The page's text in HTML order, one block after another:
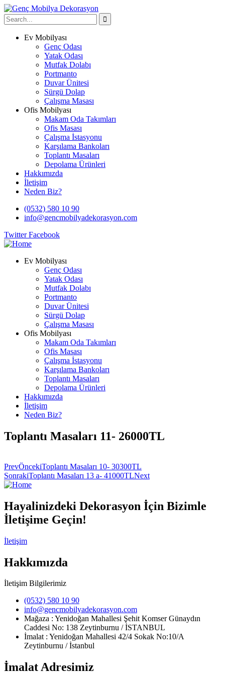
Ev Mobilyası
Genç Odası
Yatak Odası
Mutfak Dolabı
Portmanto
Duvar Ünitesi
Sürgü Dolap
Çalışma Masası
Ofis Mobilyası
Makam Oda Takımları
Ofis Masası
Çalışma İstasyonu
Karşılama Bankoları
Toplantı Masaları
Depolama Ürünleri
Hakkımızda
İletişim
Neden Biz?
(0532) 580 10 90
info@gencmobilyadekorasyon.com
Twitter Facebook
Ev Mobilyası
Genç Odası
Yatak Odası
Mutfak Dolabı
Portmanto
Duvar Ünitesi
Sürgü Dolap
Çalışma Masası
Ofis Mobilyası
Makam Oda Takımları
Ofis Masası
Çalışma İstasyonu
Karşılama Bankoları
Toplantı Masaları
Depolama Ürünleri
Hakkımızda
İletişim
Neden Biz?
Toplantı Masaları 11- 26000TL
PrevÖncekiToplantı Masaları 10- 30300TL
SonrakiToplantı Masaları 13 a- 41000TLNext
Hayalinizdeki Dekorasyon İçin Bizimle
İletişime Geçin!
İletişim
Hakkımızda
İletişim Bilgilerimiz
(0532) 580 10 90
info@gencmobilyadekorasyon.com
Mağaza : Yenidoğan Mahallesi Şehit Komser Günaydın
Caddesi No: 138 Zeytinburnu / İSTANBUL
İmalat : Yenidoğan Mahallesi 42/4 Sokak No:10/A
Zeytinburnu / İstanbul
İmalat Adresimiz